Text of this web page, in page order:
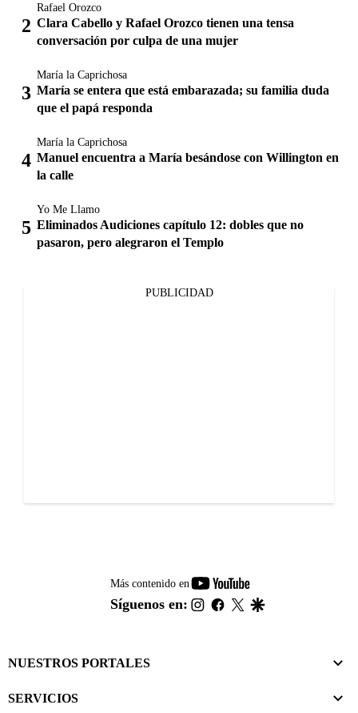
Rafael Orozco
Clara Cabello y Rafael Orozco tienen una tensa
conversación por culpa de una mujer
María la Caprichosa
María se entera que está embarazada; su familia duda
que el papá responda
María la Caprichosa
Manuel encuentra a María besándose con Willington en
la calle
Yo Me Llamo
Eliminados Audiciones capítulo 12: dobles que no
pasaron, pero alegraron el Templo
PUBLICIDAD
Más contenido en
youtube-
footer
Síguenos en: instagram
facebook
twitter
NUESTROS PORTALES
SERVICIOS